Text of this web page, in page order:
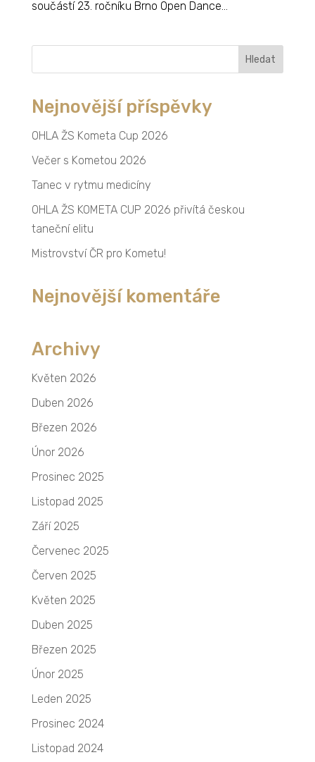
součástí 23. ročníku Brno Open Dance...
Nejnovější příspěvky
OHLA ŽS Kometa Cup 2026
Večer s Kometou 2026
Tanec v rytmu medicíny
OHLA ŽS KOMETA CUP 2026 přivítá českou
taneční elitu
Mistrovství ČR pro Kometu!
Nejnovější komentáře
Archivy
Květen 2026
Duben 2026
Březen 2026
Únor 2026
Prosinec 2025
Listopad 2025
Září 2025
Červenec 2025
Červen 2025
Květen 2025
Duben 2025
Březen 2025
Únor 2025
Leden 2025
Prosinec 2024
Listopad 2024